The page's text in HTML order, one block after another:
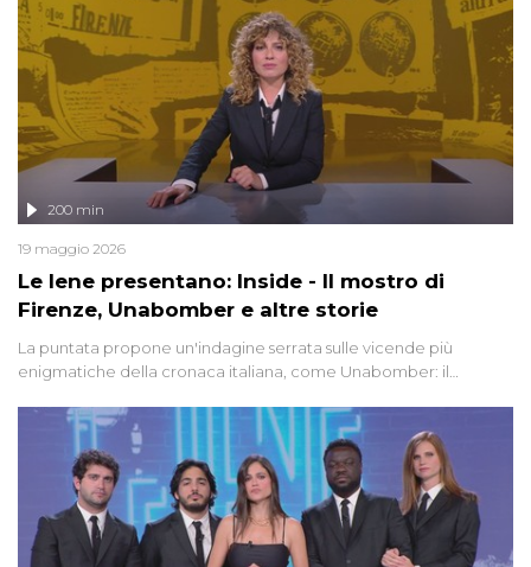
Le Iene presentano: Inside - Il mostro di
Firenze, Unabomber e altre storie
200 min
19 maggio 2026
La puntata propone un'indagine serrata sulle vicende più
enigmatiche della cronaca italiana, come Unabomber: il
'90 e il 2000 che, inquietantemente, potrebbe essere ancora in
libertà. Lo speciale affronta inoltre le zone d'ombra sul Mostro di
Firenze, le cui responsabilità appaiono ancora oggi avvolte in un
groviglio di dubbi mai chiariti. Nel corso dello speciale anche
l'intervista inedita a Olindo Romano, realizzata ne...